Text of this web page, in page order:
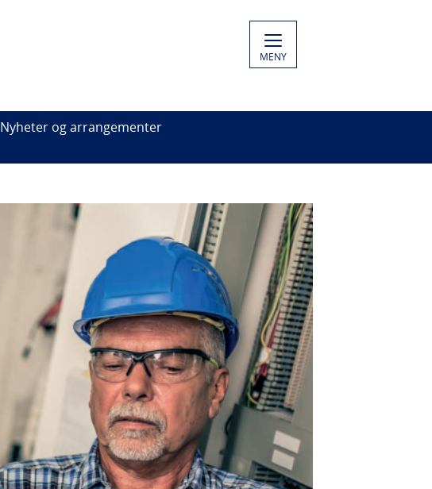
MENY
Nyheter og arrangementer